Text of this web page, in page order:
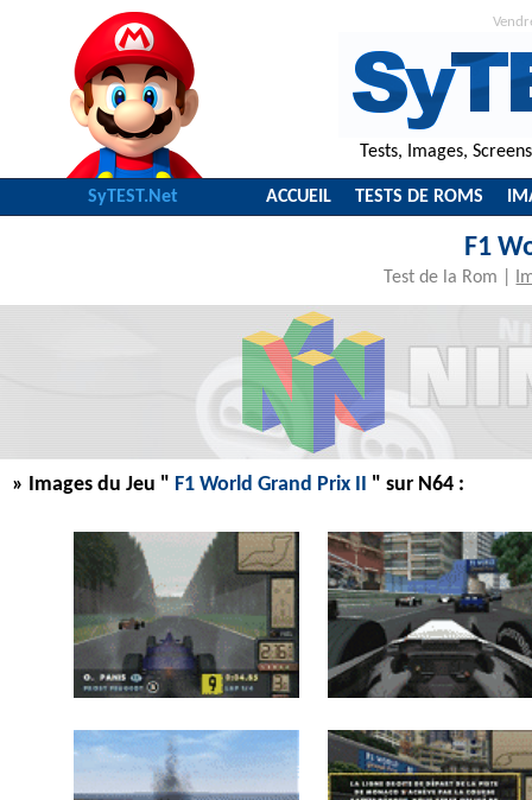
Tests, Images,
SyTEST.Net ACCUEIL TESTS DE ROMS
F1
Test de la Rom
» Images du Jeu " F1 World Grand Prix II " sur N64 :